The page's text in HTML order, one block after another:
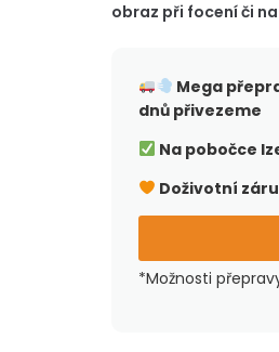
obraz při focení či
Mega
dnů přivezeme
Na pobočce
Doživotní
*Možnosti